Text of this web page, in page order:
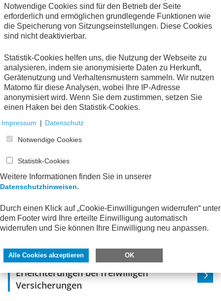
Anerkennung bürgerschaftlichen
Engagements als Eigenmittel/fiktive
Nichtanrechnung von Spenden
Verwaltungsgemeinkosten (Overhead)
Auszahlung/Verwendung der Mittel
Erleichterungen bei freiwilligen
Versicherungen
Notwendige Cookies sind für den Betrieb der Seite
erforderlich und ermöglichen grundlegende Funktionen wie
die Speicherung von Sitzungseinstellungen. Diese Cookies
sind nicht deaktivierbar.
Statistik-Cookies helfen uns, die Nutzung der Webseite zu
analysieren, indem sie anonymisierte Daten zu Herkunft,
Gerätenutzung und Verhaltensmustern sammeln. Wir nutzen
Matomo für diese Analysen, wobei Ihre IP-Adresse
anonymisiert wird. Wenn Sie dem zustimmen, setzen Sie
einen Haken bei den Statistik-Cookies.
Impressum | Datenschutz
Notwendige Cookies
Statistik-Cookies
Weitere Informationen finden Sie in unserer
Datenschutzhinweisen.
Durch einen Klick auf „Cookie-Einwilligungen widerrufen“ unter
dem Footer wird Ihre erteilte Einwilligung automatisch
widerrufen und Sie können Ihre Einwilligung neu anpassen.
Alle Cookies akzeptieren OK